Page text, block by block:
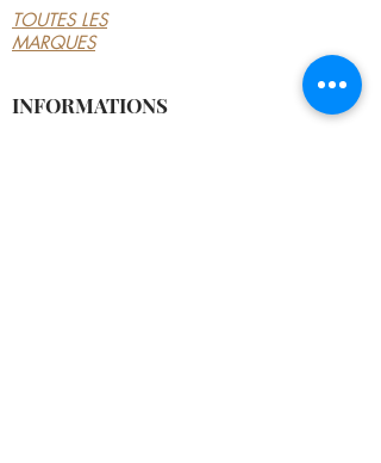
TOUTES LES
MARQUES
INFORMATIONS